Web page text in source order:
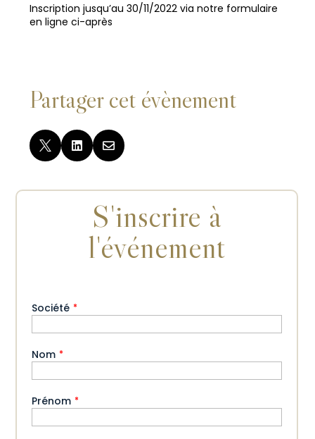
Inscription jusqu’au 30/11/2022 via notre formulaire
en ligne ci-après
Partager cet évènement
  
S'inscrire à
l'événement
Société *
Nom *
Prénom *